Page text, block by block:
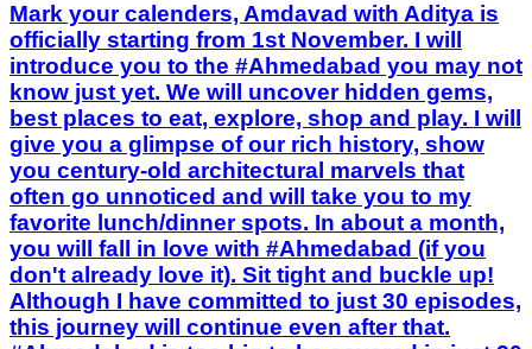
Mark your calenders, Amdavad with Aditya is
officially starting from 1st November. I will
introduce you to the #Ahmedabad you may not
know just yet. We will uncover hidden gems,
best places to eat, explore, shop and play. I will
give you a glimpse of our rich history, show
you century-old architectural marvels that
often go unnoticed and will take you to my
favorite lunch/dinner spots. In about a month,
you will fall in love with #Ahmedabad (if you
don't already love it). Sit tight and buckle up!
Although I have committed to just 30 episodes,
this journey will continue even after that.